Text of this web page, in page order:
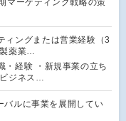
マーケティング戦略の策
ィングまたは営業経験（3
薬業…
・経験 ・新規事業の立ち
ジネス…
バルに事業を展開してい